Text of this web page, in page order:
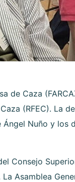
de Caza
(RFEC). La
Nuño y los
Consejo
Asamblea